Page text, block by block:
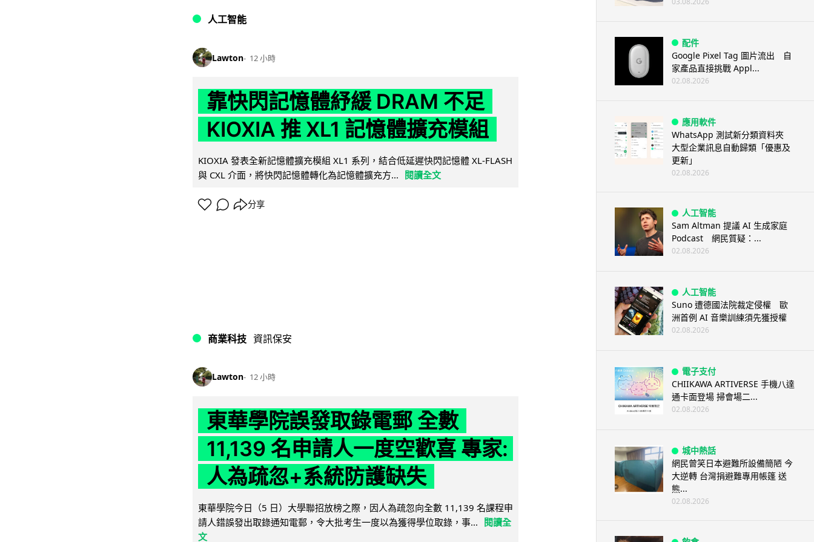
人工智能
Lawton 12 小時
靠快閃記憶體紓緩 DRAM 不足
KIOXIA 推 XL1 記憶體擴充模組
KIOXIA 發表全新記憶體擴充模組 XL1 系列，結合低延遲快閃記憶體 XL-FLASH
與 CXL 介面，將快閃記憶體轉化為記憶體擴充方...
閱讀全文
分享
商業科技 資訊保安
Lawton 12 小時
東華學院誤發取錄電郵 全數
11,139 名申請人一度空歡喜 專家:
人為疏忽+系統防護缺失
東華學院今日（5 日）大學聯招放榜之際，因人為疏忽向全數 11,139 名課程申
請人錯誤發出取錄通知電郵，令大批考生一度以為獲得學位取錄，事... 閱讀全
文
配件
Google Pixel Tag 圖片流出 自
家產品直接挑戰 Appl...
02.08.2026
應用軟件
WhatsApp 測試新分類資料夾
大型企業訊息自動歸類「優惠及
更新」
02.08.2026
人工智能
Sam Altman 提議 AI 生成家庭
Podcast 網民質疑：...
02.08.2026
人工智能
Suno 遭德國法院裁定侵權 歐
洲首例 AI 音樂訓練須先獲授權
02.08.2026
電子支付
CHIIKAWA ARTIVERSE 手機八達
通卡面登場 掃會場二...
02.08.2026
城中熱話
網民曾笑日本避難所設備簡陋 今
大逆轉 台灣捐避難專用帳篷 送
熊...
02.08.2026